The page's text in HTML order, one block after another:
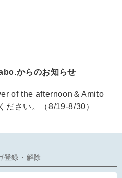
からのお知らせ
of the afternoon＆Amito
ださい。（8/19-8/30）
登録・解除